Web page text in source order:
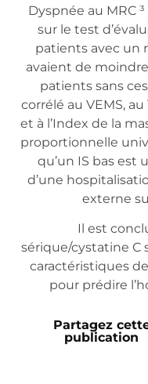
Dyspnée au MRC
sur le test
patients avec un
avaient de
patients sans
corrélé au VEMS,
et à l’Index de la
proportionnelle
qu’un IS bas
d’une
externe
Il est conclu
sérique/cystatine C
caractéristiques
pour prédire
Partagez
publication